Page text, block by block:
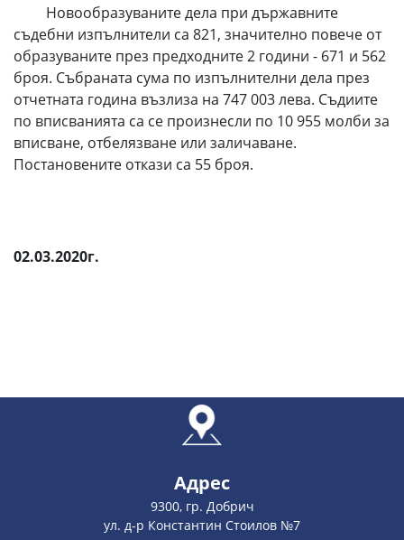
Новообразуваните дела при държавните
съдебни изпълнители са 821, значително повече от
образуваните през предходните 2 години - 671 и 562
броя. Събраната сума по изпълнителни дела през
отчетната година възлиза на 747 003 лева. Съдиите
по вписванията са се произнесли по 10 955 молби за
вписване, отбелязване или заличаване.
Постановените откази са 55 броя.
02.03.2020г.
Адрес
9300, гр. Добрич
ул. д-р Константин Стоилов №7